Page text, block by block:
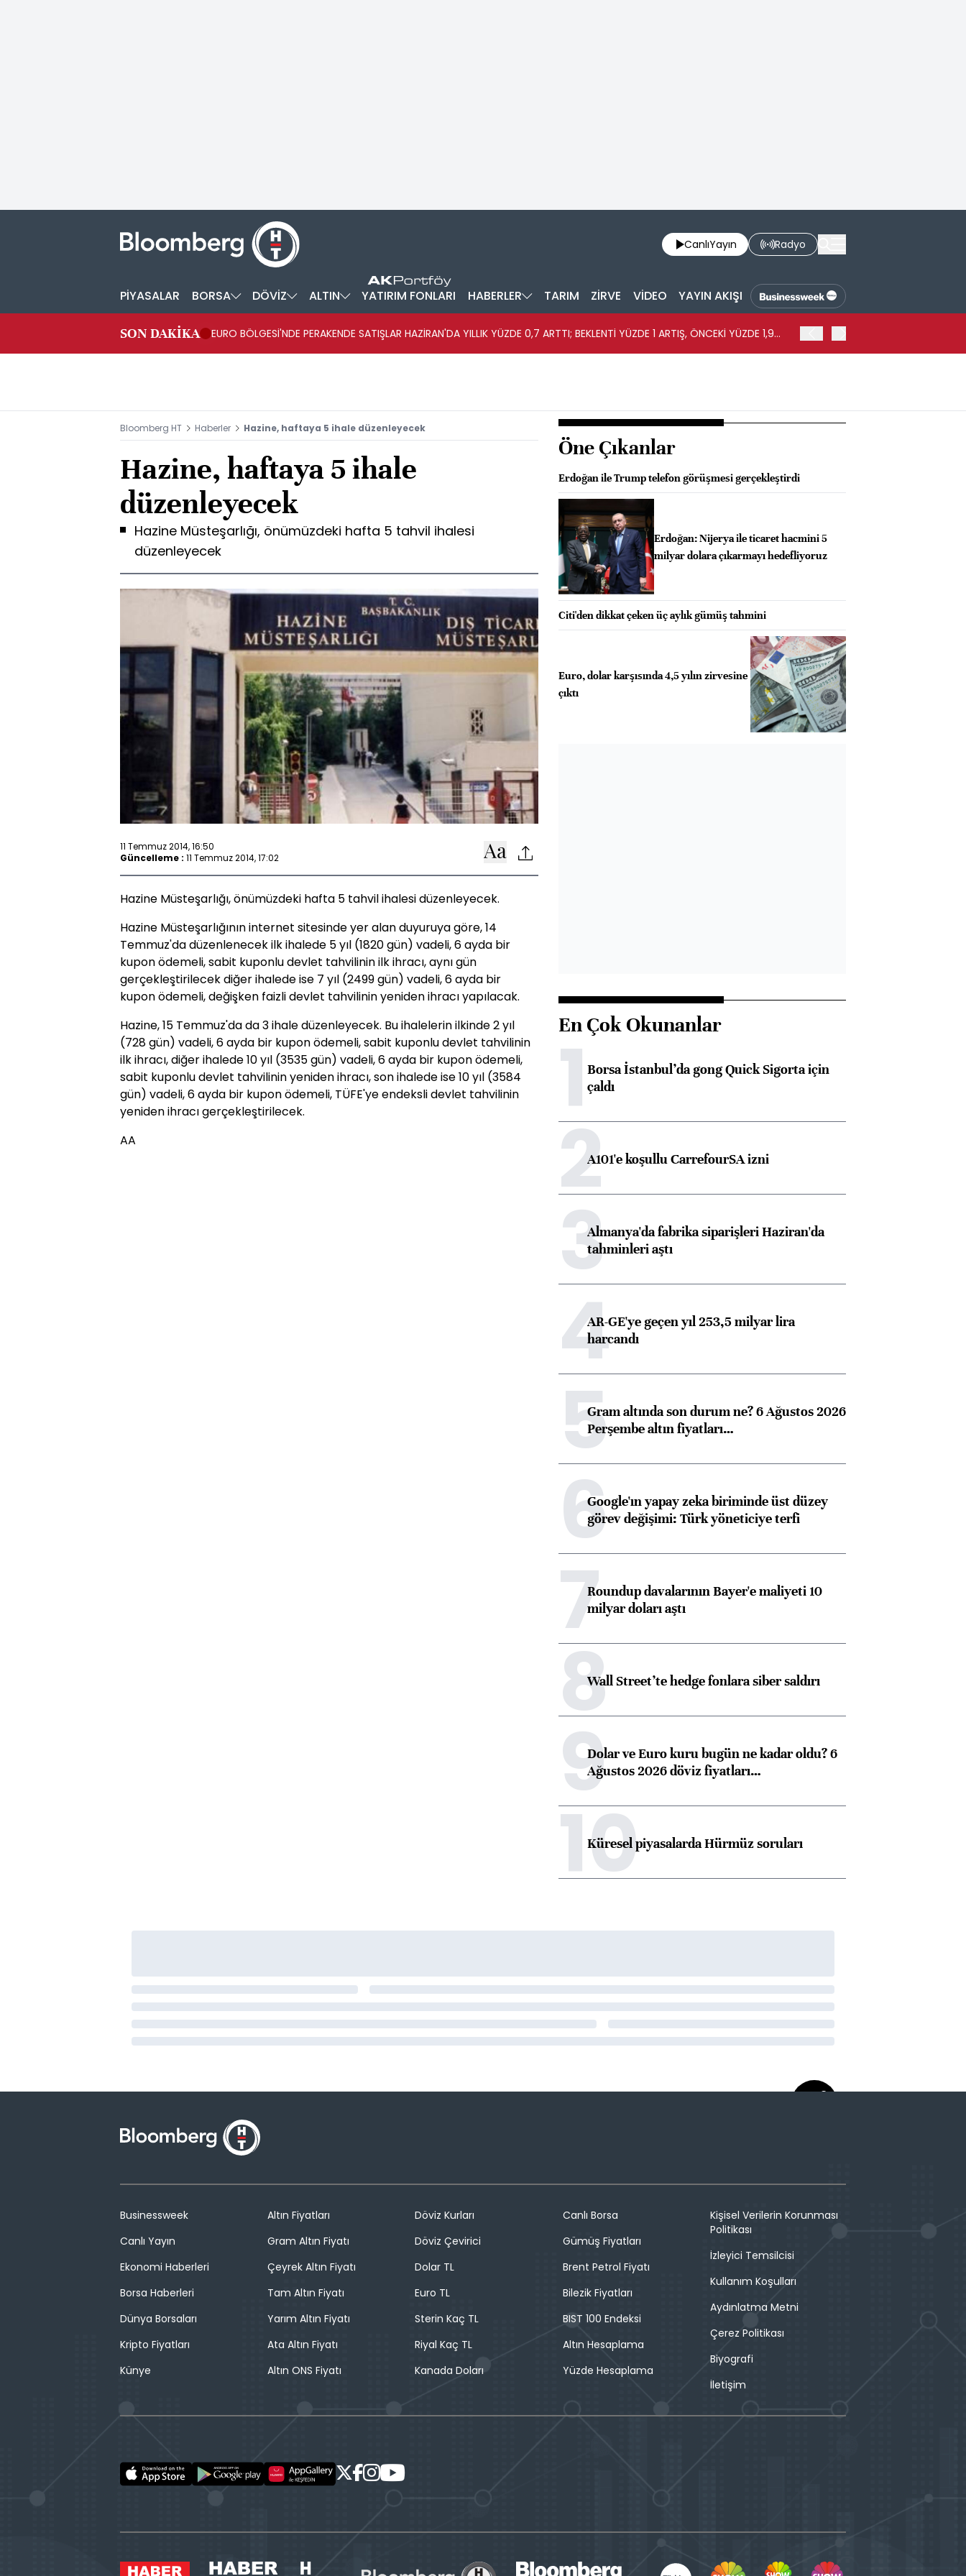
CanlıYayın Radyo
PİYASALAR BORSA DÖVİZ ALTIN YATIRIM FONLARI HABERLER TARIM ZİRVE VİDEO YAYIN AKIŞI
SON DAKİKA
EURO BÖLGESİ'NDE PERAKENDE SATIŞLAR HAZİRAN'DA YILLIK YÜZDE 0,7 ARTTI; BEKLENTİ YÜZDE 1 ARTIŞ, ÖNCEKİ YÜZDE 1,9
Bloomberg HT Haberler Hazine, haftaya 5 ihale düzenleyecek
Hazine, haftaya 5 ihale
düzenleyecek
Hazine Müsteşarlığı, önümüzdeki hafta 5 tahvil ihalesi
düzenleyecek
11 Temmuz 2014, 16:50
Güncelleme : 11 Temmuz 2014, 17:02
Hazine Müsteşarlığı, önümüzdeki hafta 5 tahvil ihalesi düzenleyecek.
Hazine Müsteşarlığının internet sitesinde yer alan duyuruya göre, 14
Temmuz'da düzenlenecek ilk ihalede 5 yıl (1820 gün) vadeli, 6 ayda bir
kupon ödemeli, sabit kuponlu devlet tahvilinin ilk ihracı, aynı gün
gerçekleştirilecek diğer ihalede ise 7 yıl (2499 gün) vadeli, 6 ayda bir
kupon ödemeli, değişken faizli devlet tahvilinin yeniden ihracı yapılacak.
Hazine, 15 Temmuz'da da 3 ihale düzenleyecek. Bu ihalelerin ilkinde 2 yıl
(728 gün) vadeli, 6 ayda bir kupon ödemeli, sabit kuponlu devlet tahvilinin
ilk ihracı, diğer ihalede 10 yıl (3535 gün) vadeli, 6 ayda bir kupon ödemeli,
sabit kuponlu devlet tahvilinin yeniden ihracı, son ihalede ise 10 yıl (3584
gün) vadeli, 6 ayda bir kupon ödemeli, TÜFE'ye endeksli devlet tahvilinin
yeniden ihracı gerçekleştirilecek.
AA
Öne Çıkanlar
Erdoğan ile Trump telefon görüşmesi gerçekleştirdi
Erdoğan: Nijerya ile ticaret hacmini 5
milyar dolara çıkarmayı hedefliyoruz
Citi'den dikkat çeken üç aylık gümüş tahmini
Euro, dolar karşısında 4,5 yılın zirvesine
çıktı
En Çok Okunanlar
1Borsa İstanbul’da gong Quick Sigorta için
çaldı
2A101'e koşullu CarrefourSA izni
3Almanya'da fabrika siparişleri Haziran'da
tahminleri aştı
4AR-GE'ye geçen yıl 253,5 milyar lira
harcandı
5Gram altında son durum ne? 6 Ağustos 2026
Perşembe altın fiyatları…
6Google'ın yapay zeka biriminde üst düzey
görev değişimi: Türk yöneticiye terfi
7Roundup davalarının Bayer'e maliyeti 10
milyar doları aştı
8Wall Street’te hedge fonlara siber saldırı
9Dolar ve Euro kuru bugün ne kadar oldu? 6
Ağustos 2026 döviz fiyatları…
10
Küresel piyasalarda Hürmüz soruları
Businessweek
Canlı Yayın
Ekonomi Haberleri
Borsa Haberleri
Dünya Borsaları
Kripto Fiyatları
Künye
Altın Fiyatları
Gram Altın Fiyatı
Çeyrek Altın Fiyatı
Tam Altın Fiyatı
Yarım Altın Fiyatı
Ata Altın Fiyatı
Altın ONS Fiyatı
Döviz Kurları
Döviz Çevirici
Dolar TL
Euro TL
Sterin Kaç TL
Riyal Kaç TL
Kanada Doları
Canlı Borsa
Gümüş Fiyatları
Brent Petrol Fiyatı
Bilezik Fiyatları
BIST 100 Endeksi
Altın Hesaplama
Yüzde Hesaplama
Kişisel Verilerin Korunması
Politikası
İzleyici Temsilcisi
Kullanım Koşulları
Aydınlatma Metni
Çerez Politikası
Biyografi
İletişim